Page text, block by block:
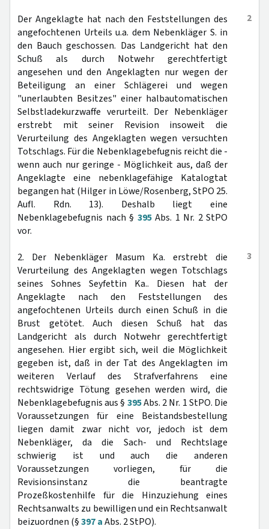
2
Der Angeklagte hat nach den Feststellungen des
angefochtenen Urteils u.a. dem Nebenkläger S. in
den Bauch geschossen. Das Landgericht hat den
Schuß als durch Notwehr gerechtfertigt
angesehen und den Angeklagten nur wegen der
Beteiligung an einer Schlägerei und wegen
"unerlaubten Besitzes" einer halbautomatischen
Selbstladekurzwaffe verurteilt. Der Nebenkläger
erstrebt mit seiner Revision insoweit die
Verurteilung des Angeklagten wegen versuchten
Totschlags. Für die Nebenklagebefugnis reicht die -
wenn auch nur geringe - Möglichkeit aus, daß der
Angeklagte eine nebenklagefähige Katalogtat
begangen hat (Hilger in Löwe/Rosenberg, StPO 25.
Aufl. Rdn. 13). Deshalb liegt eine
Nebenklagebefugnis nach § 395Abs. 1 Nr. 2 StPO
vor.
3
2. Der Nebenkläger Masum Ka. erstrebt die
Verurteilung des Angeklagten wegen Totschlags
seines Sohnes Seyfettin Ka.. Diesen hat der
Angeklagte nach den Feststellungen des
angefochtenen Urteils durch einen Schuß in die
Brust getötet. Auch diesen Schuß hat das
Landgericht als durch Notwehr gerechtfertigt
angesehen. Hier ergibt sich, weil die Möglichkeit
gegeben ist, daß in der Tat des Angeklagten im
weiteren Verlauf des Strafverfahrens eine
rechtswidrige Tötung gesehen werden wird, die
Nebenklagebefugnis aus § 395Abs. 2 Nr. 1 StPO. Die
Voraussetzungen für eine Beistandsbestellung
liegen damit zwar nicht vor, jedoch ist dem
Nebenkläger, da die Sach- und Rechtslage
schwierig ist und auch die anderen
Voraussetzungen vorliegen, für die
Revisionsinstanz die beantragte
Prozeßkostenhilfe für die Hinzuziehung eines
Rechtsanwalts zu bewilligen und ein Rechtsanwalt
beizuordnen (§397 aAbs. 2 StPO).